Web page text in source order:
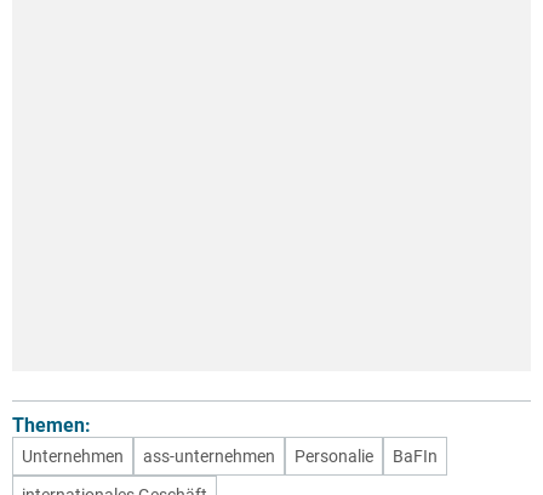
Themen:
Unternehmen ass-unternehmen Personalie
BaFIn